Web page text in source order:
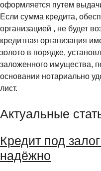
оформляется путем
Если сумма кредита,
организацией , не будет
кредитная организация
золото в порядке,
заложенного имущества,
основании нотариально
лист.
Актуальные
Кредит под
надёжно